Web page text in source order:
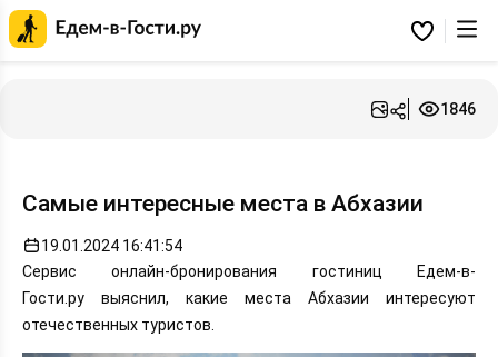
Избранное
1846
Самые интересные места в Абхазии
19.01.2024 16:41:54
Сервис онлайн-бронирования гостиниц Едем-в-
Гости.ру выяснил, какие места Абхазии интересуют
отечественных туристов.